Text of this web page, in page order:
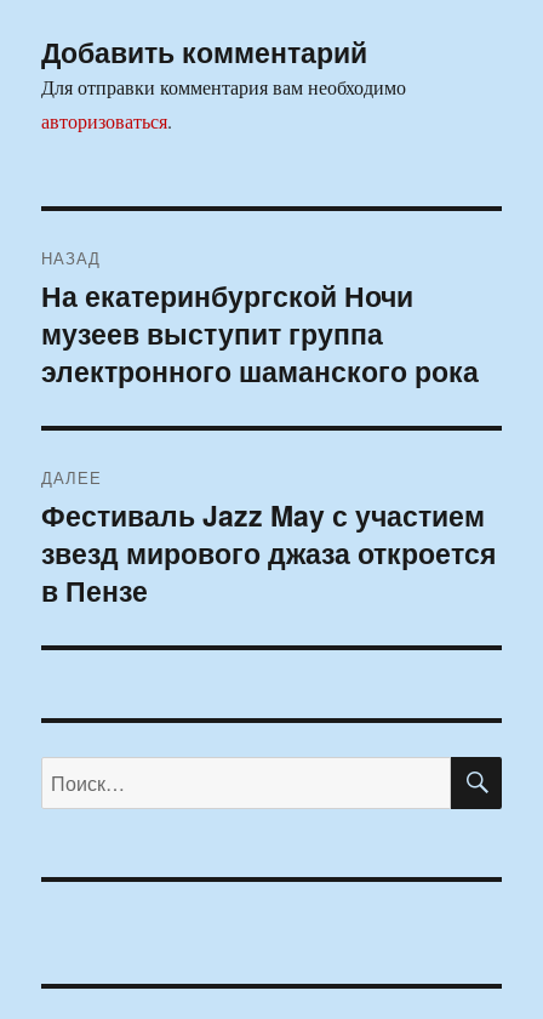
Добавить комментарий
Для отправки комментария вам необходимо
авторизоваться.
по
записям
НАЗАД
Предыдущая
запись:
На екатеринбургской Ночи
музеев выступит группа
электронного шаманского рока
ДАЛЕЕ
Следующая
запись:
Фестиваль Jazz May с участием
звезд мирового джаза откроется
в Пензе
Искать: